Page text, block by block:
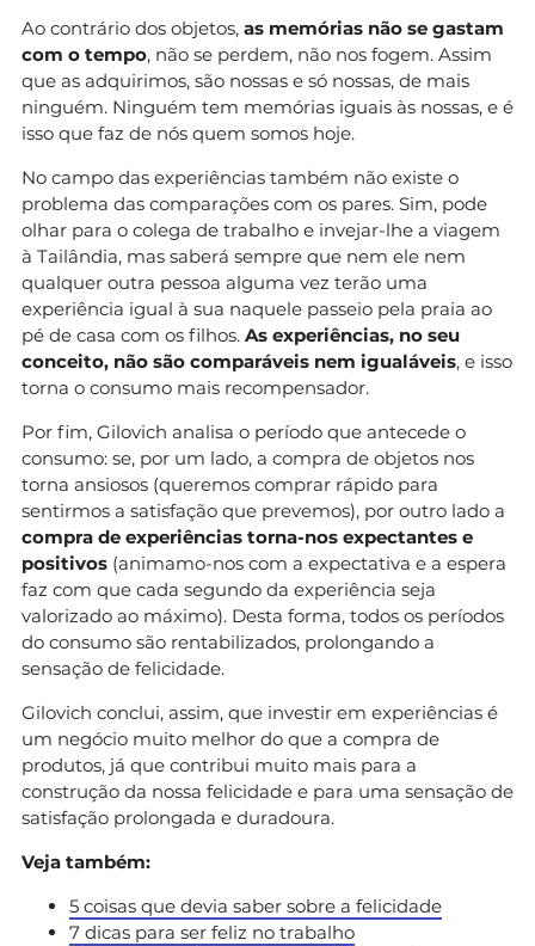
Ao contrário dos objetos, as memórias não se gastam
com o tempo, não se perdem, não nos fogem. Assim
que as adquirimos, são nossas e só nossas, de mais
ninguém. Ninguém tem memórias iguais às nossas, e é
isso que faz de nós quem somos hoje.
No campo das experiências também não existe o
problema das comparações com os pares. Sim, pode
olhar para o colega de trabalho e invejar-lhe a viagem
à Tailândia, mas saberá sempre que nem ele nem
qualquer outra pessoa alguma vez terão uma
experiência igual à sua naquele passeio pela praia ao
pé de casa com os filhos. As experiências, no seu
conceito, não são comparáveis nem igualáveis, e isso
torna o consumo mais recompensador.
Por fim, Gilovich analisa o período que antecede o
consumo: se, por um lado, a compra de objetos nos
torna ansiosos (queremos comprar rápido para
sentirmos a satisfação que prevemos), por outro lado a
compra de experiências torna-nos expectantes e
positivos (animamo-nos com a expectativa e a espera
faz com que cada segundo da experiência seja
valorizado ao máximo). Desta forma, todos os períodos
do consumo são rentabilizados, prolongando a
sensação de felicidade.
Gilovich conclui, assim, que investir em experiências é
um negócio muito melhor do que a compra de
produtos, já que contribui muito mais para a
construção da nossa felicidade e para uma sensação de
satisfação prolongada e duradoura.
Veja também:
5 coisas que devia saber sobre a felicidade
7 dicas para ser feliz no trabalho